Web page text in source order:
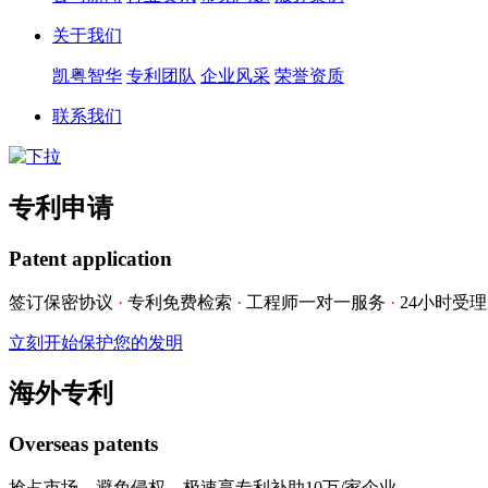
关于我们
凯粤智华 专利团队 企业风采 荣誉资质
联系我们
专利申请
Patent application
签订保密协议 · 专利免费检索 · 工程师一对一服务 · 24小时受
立刻开始保护您的发明
海外专利
Overseas patents